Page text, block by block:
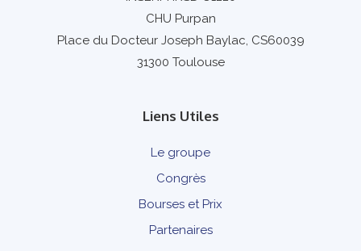
CHU Purpan
Place du Docteur Joseph Baylac, CS60039
31300 Toulouse
Liens Utiles
Le groupe
Congrès
Bourses et Prix
Partenaires